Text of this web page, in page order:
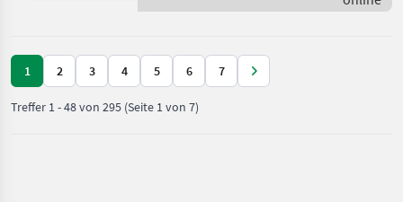
/ Amazone
1 2 3 4 5 6 7
Treffer 1-48von 295 (Seite 1 von 7)